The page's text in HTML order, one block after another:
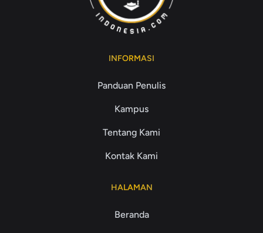
INFORMASI
Panduan Penulis
Kampus
Tentang Kami
Kontak Kami
HALAMAN
Beranda